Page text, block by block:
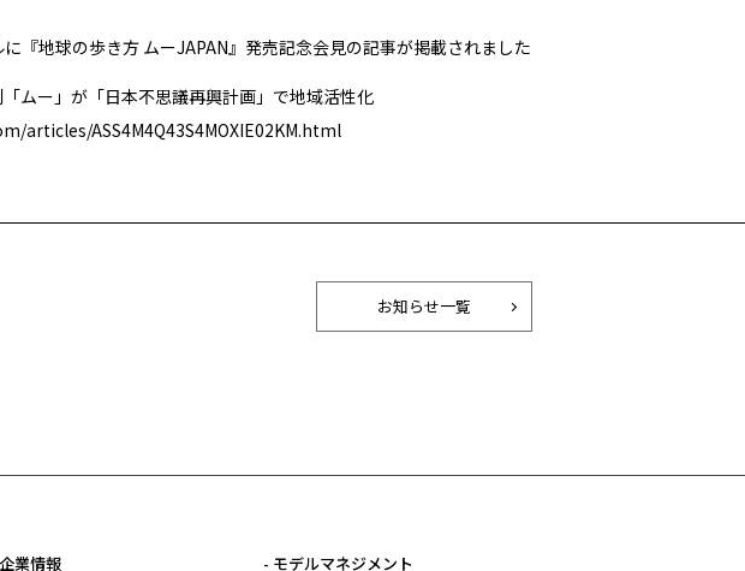
『地球の歩き方 ムーJAPAN』発売記念会見の記事が掲載されました
ムー」が「日本不思議再興計画」で地域活性化
articles/ASS4M4Q43S4MOXIE02KM.html
お知らせ一覧
業情報 - モデルマネジメント